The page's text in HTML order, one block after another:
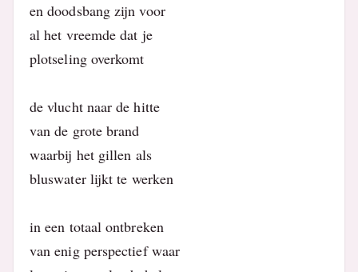
en doodsbang zijn voor
al het vreemde dat je
plotseling overkomt
de vlucht naar de hitte
van de grote brand
waarbij het gillen als
bluswater lijkt te werken
in een totaal ontbreken
van enig perspectief waar